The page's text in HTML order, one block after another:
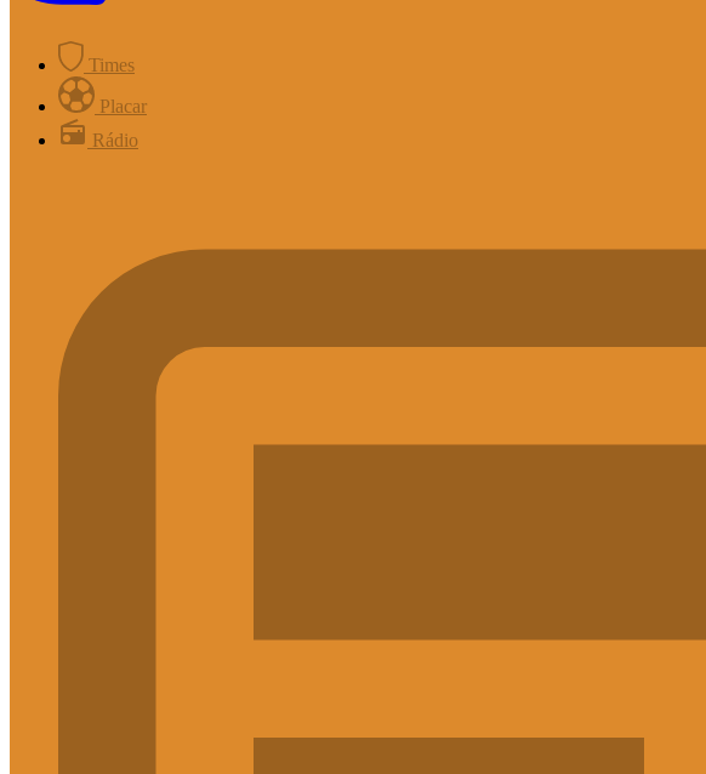
Times
Placar
Rádio